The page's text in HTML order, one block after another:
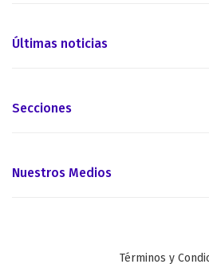
Últimas noticias
Secciones
Nuestros Medios
Términos y